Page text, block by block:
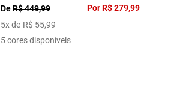
DeR$ 449,99
5x de R$ 55,99
Por R$ 279,99
5 cores disponíveis